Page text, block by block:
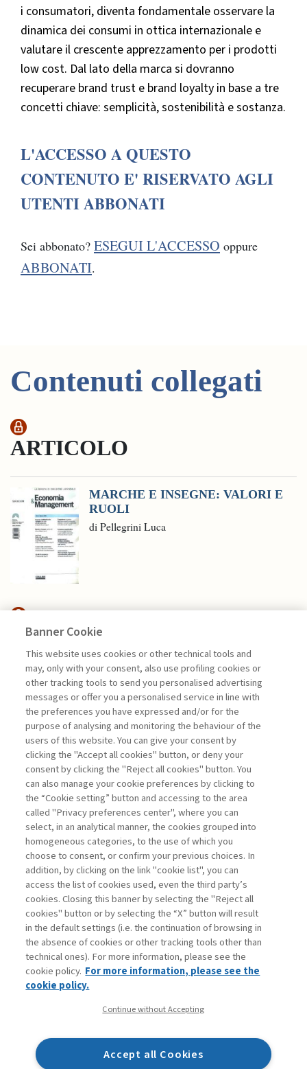
i consumatori, diventa fondamentale osservare la
dinamica dei consumi in ottica internazionale e
valutare il crescente apprezzamento per i prodotti
low cost. Dal lato della marca si dovranno
recuperare brand trust e brand loyalty in base a tre
concetti chiave: semplicità, sostenibilità e sostanza.
L'ACCESSO A QUESTO
CONTENUTO E' RISERVATO AGLI
UTENTI ABBONATI
Sei abbonato? ESEGUI L'ACCESSO oppure
ABBONATI.
Contenuti collegati
ARTICOLO
MARCHE E INSEGNE: VALORI E
RUOLI
di Pellegrini Luca
NEXTGEN MANAGEMENT
PIATTAFORME DIGITALI E
SOSTENIBILITÀ: ...
di Genny Perlangeli
La consultazione dei libri è riservata esclusivamente
agli abbonati Premium
Legenda: Accedi Per registrati Per abbonati
Contatti
Abbonamenti
Archivio rubriche
Privacy
Dichiarazione di accessibilità
Mappa del sito
Banner Cookie
This website uses cookies or other technical tools and
may, only with your consent, also use profiling cookies or
other tracking tools to send you personalised advertising
messages or offer you a personalised service in line with
the preferences you have expressed and/or for the
purpose of analysing and monitoring the behaviour of the
users of this website. You can give your consent by
clicking the "Accept all cookies" button, or deny your
consent by clicking the "Reject all cookies" button. You
can also manage your cookie preferences by clicking to
the “Cookie setting” button and accessing to the area
called "Privacy preferences center", where you can
select, in an analytical manner, the cookies grouped into
homogeneous categories, to the use of which you
choose to consent, or confirm your previous choices. In
addition, by clicking on the link "cookie list", you can
access the list of cookies used, even the third party’s
cookies. Closing this banner by selecting the "Reject all
cookies" button or by selecting the “X” button will result
in the default settings (i.e. the continuation of browsing in
the absence of cookies or other tracking tools other than
technical ones). For more information, please see the
cookie policy. For more information, please see the
cookie policy.
Continue without Accepting
Accept all Cookies